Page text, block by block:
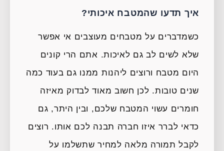
איך תדעו שהמטבח איכותי?
כשמדברים על מטבחים מעוצבים אי אפשר
שלא לשים לב גם לאיכות. אתם הרי קונים
היום מטבח ורוצים ליהנות ממנו גם בעוד כמה
שנים טובות. לכן חשוב מאוד לבדוק מאיזה
חומרים עשוי המטבח שלכם, ובין היתר, גם
כדאי לברר איזו חברה תבנה לכם אותו. רוצים
לקבל תמורה מלאה למחיר שתשלמו על